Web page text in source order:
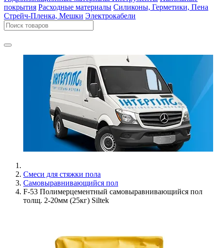
покрытия Расходные материалы Силиконы, Герметики, Пена
Стрейч-Пленка, Мешки Электрокабели
Смеси для стяжки пола
Самовыравнивающийся пол
F-53 Полимерцементный самовыравнивающийся пол
толщ. 2-20мм (25кг) Siltek